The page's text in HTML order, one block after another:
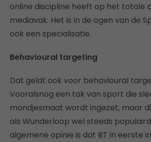
online discipline heeft op het totale
mediavak. Het is in de ogen van de
ook een specialisatie.
Behavioural targeting
Dat geldt ook voor behavioural
Vooralsnog een tak van sport die
mondjesmaat wordt ingezet, maar
als Wunderloop wel steeds
algemene opinie is dat BT in eerste